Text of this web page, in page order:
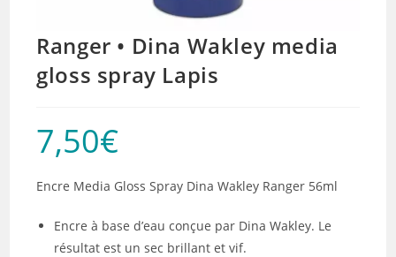
Ranger • Dina Wakley media
gloss spray Lapis
7,50€
Encre Media Gloss Spray Dina Wakley Ranger 56ml
Encre à base d’eau conçue par Dina Wakley. Le
résultat est un sec brillant et vif.